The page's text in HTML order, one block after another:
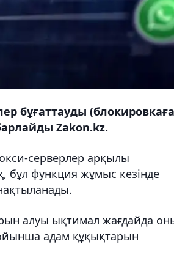
бұғаттауды
Zakon.kz.
серверлер арқылы
бұл функция жұмыс кезінде
алуы ықтимал жағдайда
адам құқықтарын